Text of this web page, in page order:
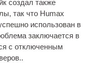
создал также
так что Humax
использован в
заключается в
с отключенным